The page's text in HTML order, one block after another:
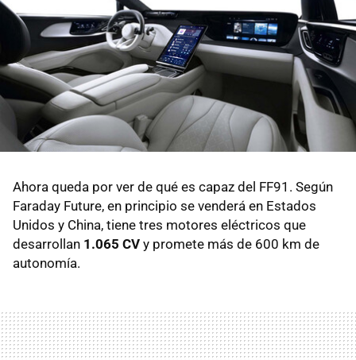
Ahora queda por ver de qué es capaz del FF91. Según
Faraday Future, en principio se venderá en Estados
Unidos y China, tiene tres motores eléctricos que
desarrollan 1.065 CV y promete más de 600 km de
autonomía.